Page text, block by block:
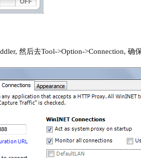
然后去Tool->Option->Connection, 确